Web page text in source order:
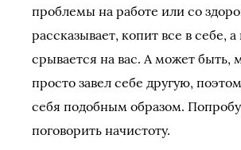
проблемы на работе или со
рассказывает, копит все в себе,
срывается на вас. А может быть,
просто завел себе другую,
себя подобным образом.
поговорить начистоту.